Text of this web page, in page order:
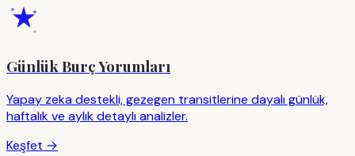
Günlük Burç Yorumları
Yapay zeka destekli, gezegen transitlerine dayalı günlük,
haftalık ve aylık detaylı analizler.
Keşfet →